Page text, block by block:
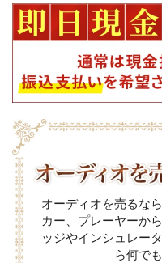
オーディオを売るな
カー、プレーヤーか
ッジやインシュレー
ら何で